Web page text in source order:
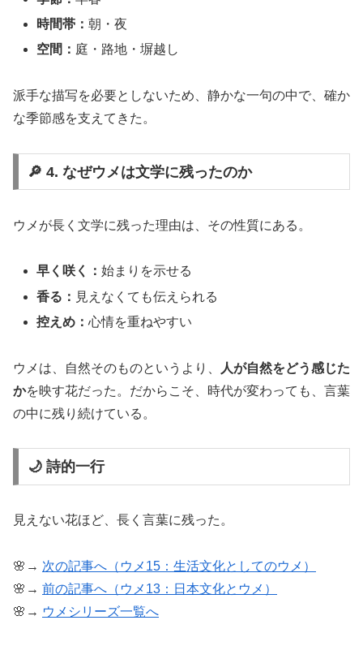
時間帯：朝・夜
空間： 庭・路地・塀越し
派手な描写を必要としないため、静かな一句の中で、確か
な季節感を支えてきた。
🔎 4. なぜウメは文学に残ったのか
ウメが長く文学に残った理由は、その性質にある。
早く咲く：始まりを示せる
香る： 見えなくても伝えられる
控えめ：心情を重ねやすい
ウメは、自然そのものというより、
人が自然をどう感じた
かを映す花だった。だからこそ、時代が変わっても、言葉
の中に残り続けている。
🌙 詩的一行
見えない花ほど、長く言葉に残った。
🌸→ 次の記事へ（ウメ15：生活文化としてのウメ）
🌸→ 前の記事へ（ウメ13：日本文化とウメ）
🌸→ ウメシリーズ一覧へ